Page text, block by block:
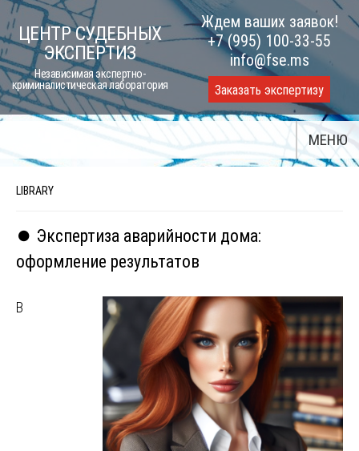
Skip
to
content
ЦЕНТР СУДЕБНЫХ
ЭКСПЕРТИЗ
Независимая экспертно-
криминалистическая лаборатория
Ждем ваших заявок!
+7 (995) 100-33-55
info@fse.ms
Заказать экспертизу
МЕНЮ
LIBRARY
⏺️ Экспертиза аварийности дома:
оформление результатов
В